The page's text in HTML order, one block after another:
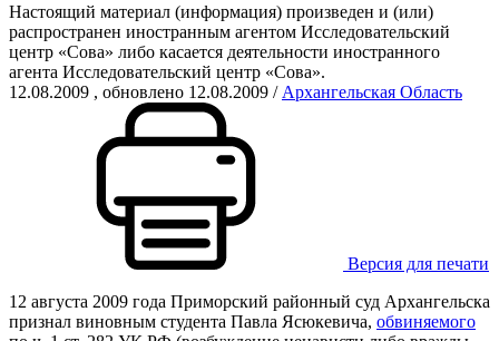
Настоящий материал (информация) произведен и (или)
распространен иностранным агентом Исследовательский
центр «Сова» либо касается деятельности иностранного
агента Исследовательский центр «Сова».
12.08.2009 , обновлено 12.08.2009 / Архангельская Область
Версия для печати
12 августа 2009 года Приморский районный суд Архангельска
признал виновным студента Павла Ясюкевича, обвиняемого